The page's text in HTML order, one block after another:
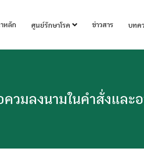
หลัก ศูนย์รักษาโรค ข่าวสาร บทค
วมลงนามในคำสั่งและ